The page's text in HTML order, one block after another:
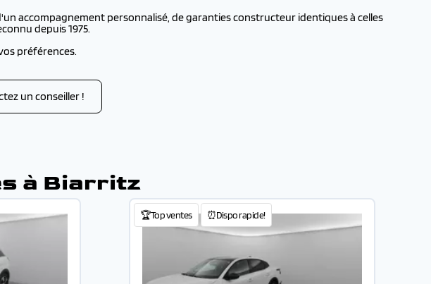
accompagnement personnalisé, de garanties constructeur identiques à celles
depuis 1975.
préférences.
un conseiller !
à Biarritz
🏆Top ventes ⏰Dispo rapide!